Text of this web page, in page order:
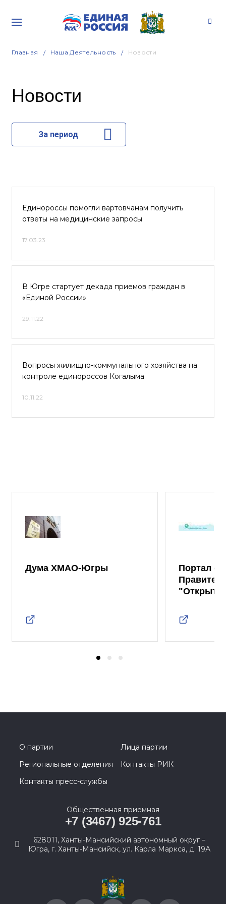
Главная Наша Деятельность Новости
Новости
За период
Единороссы помогли вартовчанам получить
ответы на медицинские запросы
17.03.23
В Югре стартует декада приемов граждан в
«Единой России»
29.11.22
Вопросы жилищно-коммунального хозяйства на
контроле единороссов Когалыма
10.11.22
Дума ХМАО-Югры
Портал
О партии
Лица партии
Региональные отделения
Контакты РИК
Контакты пресс-службы
Общественная приемная
+7 (3467) 925-761
628011, Ханты-Мансийский автономный округ –
Югра, г. Ханты-Мансийск, ул. Карла Маркса, д. 19А